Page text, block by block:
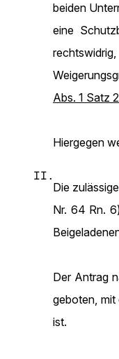
beiden
eine
Abs. 1 Satz
Hiergegen
II.
Die
Nr. 64 Rn.
Der Antrag
geboten, mit
ist.